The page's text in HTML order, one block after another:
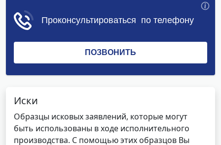
Иски
Образцы исковых заявлений, которые могут
быть использованы в ходе исполнительного
производства. С помощью этих образцов Вы